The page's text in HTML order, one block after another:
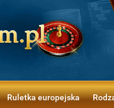
Ruletka europejska